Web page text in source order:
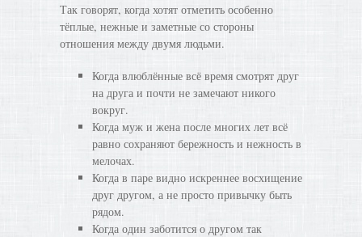
Так говорят, когда хотят отметить особенно
тёплые, нежные и заметные со стороны
отношения между двумя людьми.
Когда влюблённые всё время смотрят друг
на друга и почти не замечают никого
вокруг.
Когда муж и жена после многих лет всё
равно сохраняют бережность и нежность в
мелочах.
Когда в паре видно искреннее восхищение
друг другом, а не просто привычку быть
рядом.
Когда один заботится о другом так